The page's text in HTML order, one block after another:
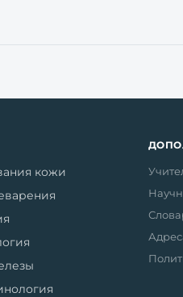
кожи